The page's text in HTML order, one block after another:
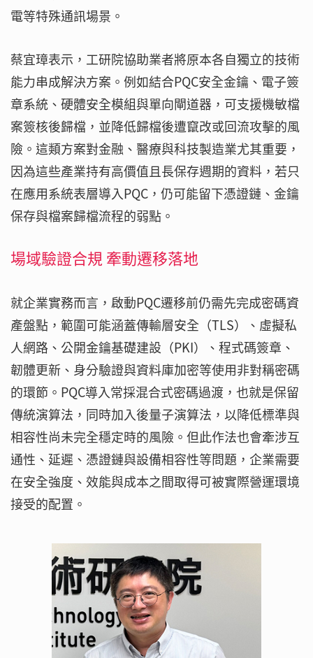
電等特殊通訊場景。
蔡宜璋表示，工研院協助業者將原本各自獨立的技術
能力串成解決方案。例如結合PQC安全金鑰、電子簽
章系統、硬體安全模組與單向閘道器，可支援機敏檔
案簽核後歸檔，並降低歸檔後遭竄改或回流攻擊的風
險。這類方案對金融、醫療與科技製造業尤其重要，
因為這些產業持有高價值且長保存週期的資料，若只
在應用系統表層導入PQC，仍可能留下憑證鏈、金鑰
保存與檔案歸檔流程的弱點。
場域驗證合規 牽動遷移落地
就企業實務而言，啟動PQC遷移前仍需先完成密碼資
產盤點，範圍可能涵蓋傳輸層安全（TLS）、虛擬私
人網路、公開金鑰基礎建設（PKI）、程式碼簽章、
韌體更新、身分驗證與資料庫加密等使用非對稱密碼
的環節。PQC導入常採混合式密碼過渡，也就是保留
傳統演算法，同時加入後量子演算法，以降低標準與
相容性尚未完全穩定時的風險。但此作法也會牽涉互
通性、延遲、憑證鏈與設備相容性等問題，企業需要
在安全強度、效能與成本之間取得可被實際營運環境
接受的配置。